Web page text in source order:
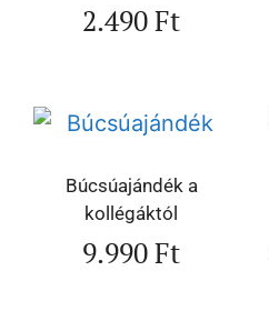
2.490Ft
Búcsúajándék a
kollégáktól
9.990Ft